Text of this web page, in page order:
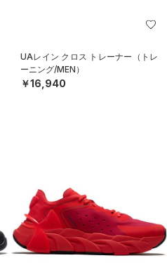
UAレイン クロス トレーナー（トレ
ーニング/MEN）
￥16,940